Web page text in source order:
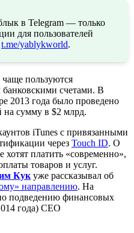
в Telegram — только
для пользователей
t.me/yablykworld.
пользуются
счетами. В
2013 года было проведено
на сумму в $2 млрд.
iTunes с привязанными
через Touch ID. О
платить «современно»,
товаров и услуг.
Кук уже рассказывал об
направлению. На
подведению финансовых
года) CEO